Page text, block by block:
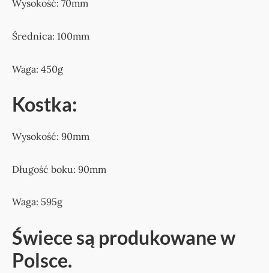
Wysokość: 70mm
Średnica: 100mm
Waga: 450g
Kostka:
Wysokość: 90mm
Długość boku: 90mm
Waga: 595g
Świece są produkowane w
Polsce.